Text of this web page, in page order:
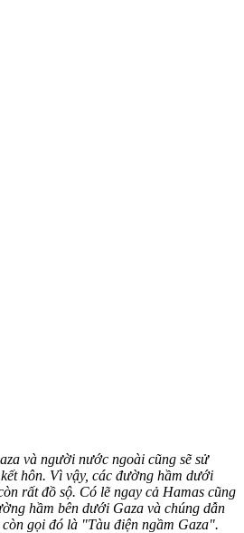
và người nước ngoài cũng sẽ sử
hôn. Vì vậy, các đường hầm dưới
rất đồ sộ. Có lẽ ngay cả Hamas cũng
hầm bên dưới Gaza và chúng dẫn
gọi đó là "Tàu điện ngầm Gaza".